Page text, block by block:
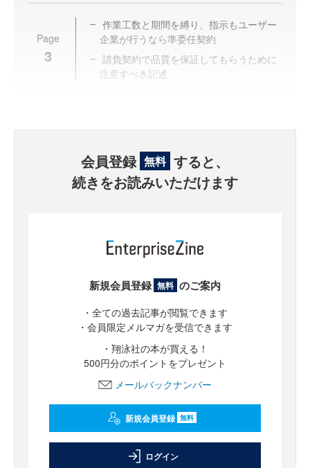
Page
3
作業工数と期間を縛り、指示もユーザー
企業が行うなら準委任契約
請負契約で品質を保証してもらうために
注意すべき記述
会員登録 無料 すると、
続きをお読みいただけます
新規会員登録 無料 のご案内
・全ての過去記事が閲覧できます
・会員限定メルマガを受信できます
・翔泳社の本が買える！
500円分のポイントをプレゼント
メールバックナンバー
新規会員登録 無料
ログイン